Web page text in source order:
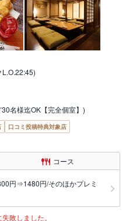
名様迄OK【完全個室】)
口コミ投稿特典対象店
コース
円⇒1480円/そのほかプレミ
敗しました。